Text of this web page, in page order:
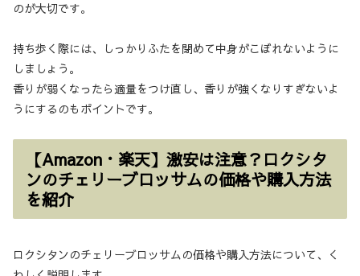
のが大切です。
持ち歩く際には、しっかりふたを閉めて中身がこぼれないように
しましょう。
香りが弱くなったら適量をつけ直し、香りが強くなりすぎないよ
うにするのもポイントです。
【Amazon・楽天】激安は注意？ロクシタ
ンのチェリーブロッサムの価格や購入方法
を紹介
ロクシタンのチェリーブロッサムの価格や購入方法について、く